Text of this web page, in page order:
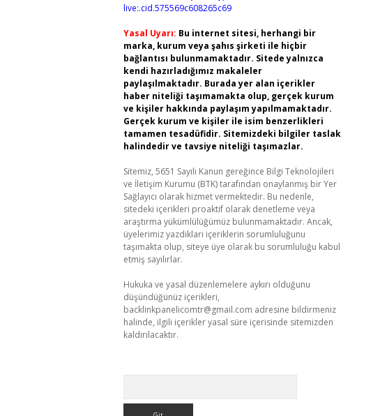
live:.cid.575569c608265c69
Yasal Uyarı: Bu internet sitesi, herhangi bir
marka, kurum veya şahıs şirketi ile hiçbir
bağlantısı bulunmamaktadır. Sitede yalnızca
kendi hazırladığımız makaleler
paylaşılmaktadır. Burada yer alan içerikler
haber niteliği taşımamakta olup, gerçek kurum
ve kişiler hakkında paylaşım yapılmamaktadır.
Gerçek kurum ve kişiler ile isim benzerlikleri
tamamen tesadüfidir. Sitemizdeki bilgiler taslak
halindedir ve tavsiye niteliği taşımazlar.
Sitemiz, 5651 Sayılı Kanun gereğince Bilgi Teknolojileri
ve İletişim Kurumu (BTK) tarafından onaylanmış bir Yer
Sağlayıcı olarak hizmet vermektedir. Bu nedenle,
sitedeki içerikleri proaktif olarak denetleme veya
araştırma yükümlülüğümüz bulunmamaktadır. Ancak,
üyelerimiz yazdıkları içeriklerin sorumluluğunu
taşımakta olup, siteye üye olarak bu sorumluluğu kabul
etmiş sayılırlar.
Hukuka ve yasal düzenlemelere aykırı olduğunu
düşündüğünüz içerikleri,
backlinkpanelicomtr@gmail.com adresine bildirmeniz
halinde, ilgili içerikler yasal süre içerisinde sitemizden
kaldırılacaktır.